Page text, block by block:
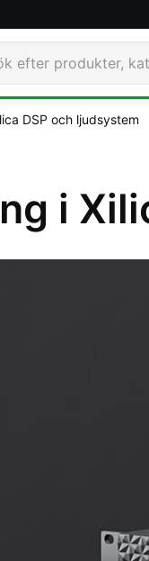
DSP och ljudsystem
i